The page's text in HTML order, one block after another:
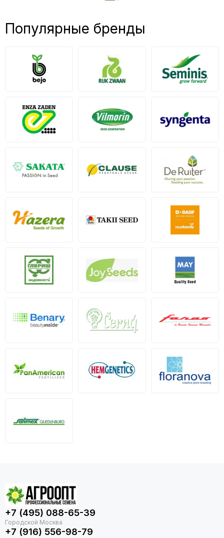
Популярные бренды
+7 (495) 088-65-39
+7 (916) 556-98-79